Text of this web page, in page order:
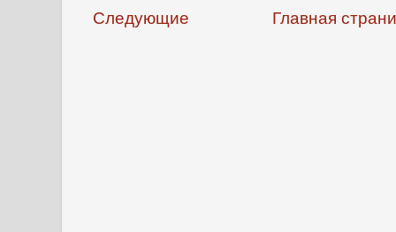
Следующие Главная